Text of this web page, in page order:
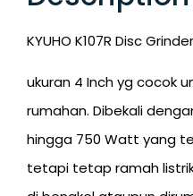
KYUHO K107R Disc Grinder
ukuran 4 Inch yg cocok
rumahan. Dibekali
hingga 750 Watt yang
tetapi tetap ramah